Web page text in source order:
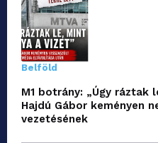
Belföld
M1 botrány: „Úgy ráztak
Hajdú Gábor keményen
vezetésének